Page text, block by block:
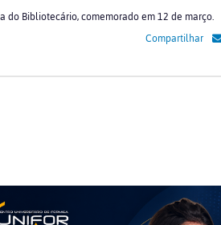
Bibliotecário, comemorado em 12 de março.
Compartilhar